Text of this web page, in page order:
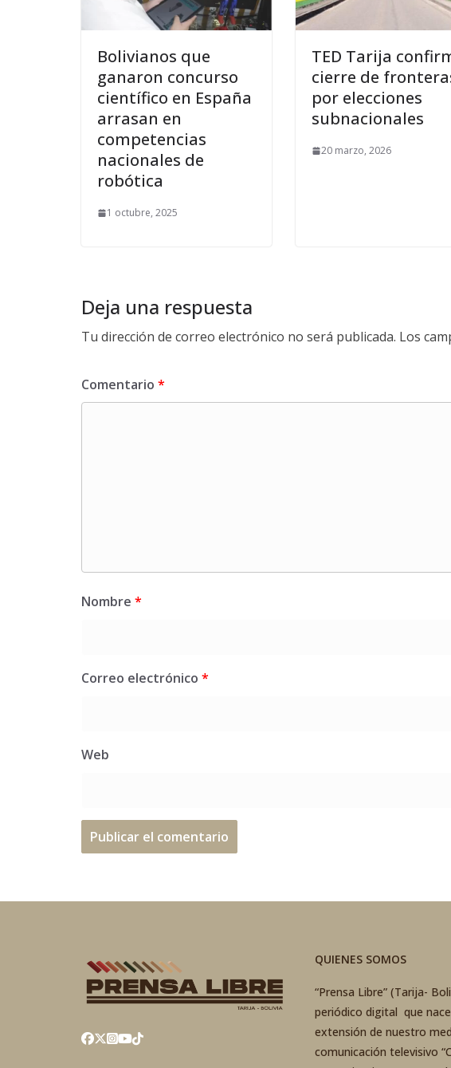
Bolivianos que
ganaron concurso
científico en España
arrasan en
competencias
nacionales de
robótica
1 octubre, 2025
TED Tarija
cierre de
por elecciones
subnacionales
20 marzo, 2026
Deja una respuesta
Tu dirección de correo electrónico no será publicada. Los
Comentario *
Nombre *
Correo electrónico *
Web
QUIENES SOMOS
“Prensa Libre” (Tarija-
periódico digital que
extensión de nuestro
comunicación televisivo